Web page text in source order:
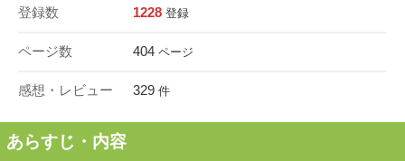
登録数 1228 登録
ページ数 404 ページ
感想・レビュー 329 件
あらすじ・内容